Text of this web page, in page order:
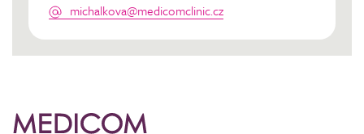
michalkova@medicomclinic.cz